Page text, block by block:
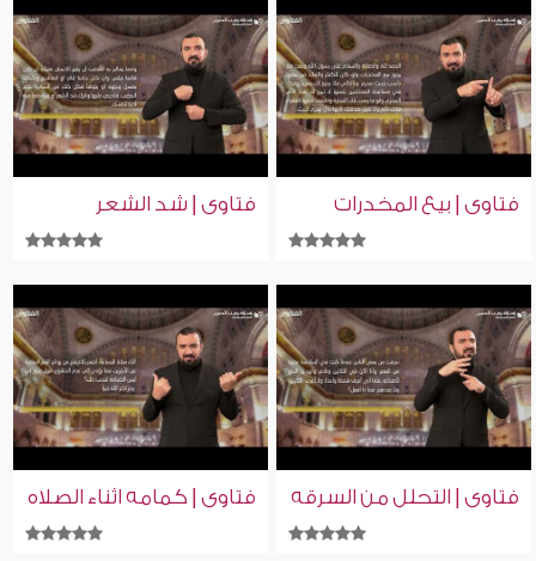
فتاوى | بيع المخدرات فتاوى | شد الشعر
فتاوى | التحلل من السرقه فتاوى | كمامه اثناء الصلاه